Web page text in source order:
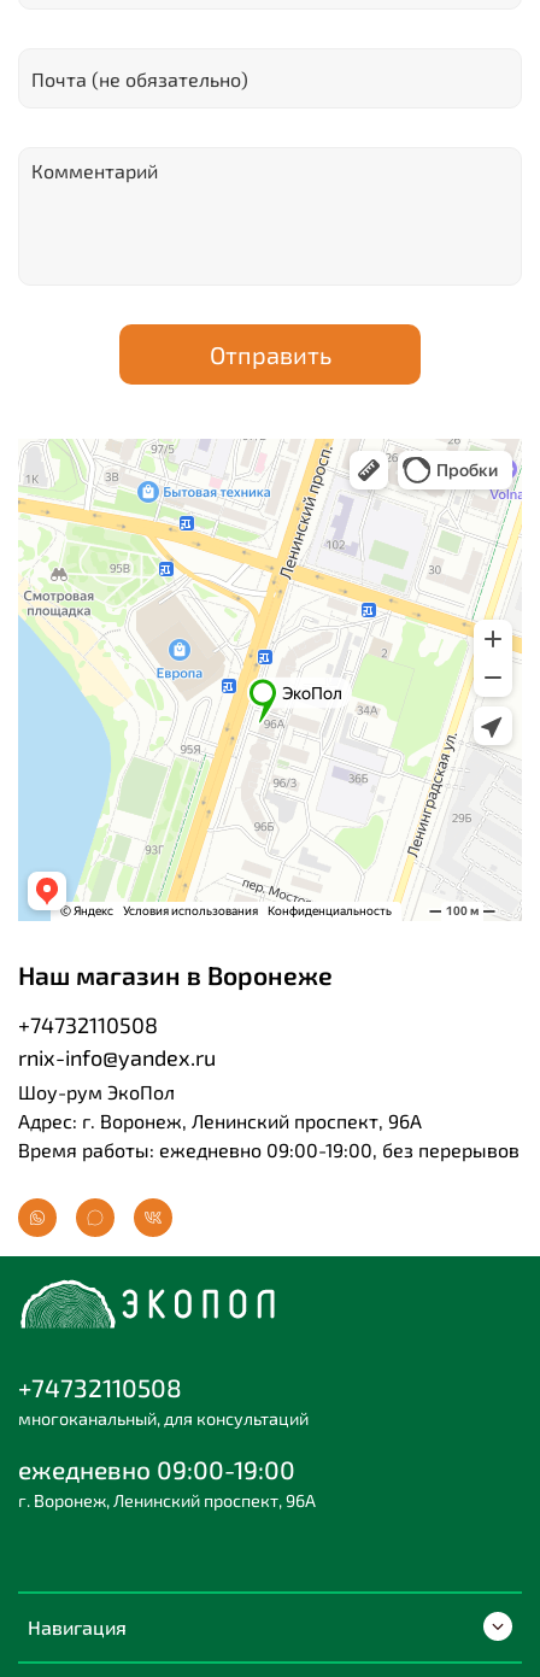
Отправить
Наш магазин в Воронеже
+74732110508
rnix-info@yandex.ru
Шоу-рум ЭкоПол
Адрес: г. Воронеж, Ленинский проспект, 96А
Время работы: ежедневно 09:00-19:00, без перерывов
Навигация
+74732110508
многоканальный, для консультаций
ежедневно 09:00-19:00
г. Воронеж, Ленинский проспект, 96А